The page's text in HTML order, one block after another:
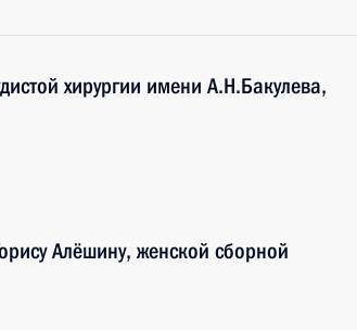
хирургии имени А.Н.Бакулева,
Алёшину, женской сборной